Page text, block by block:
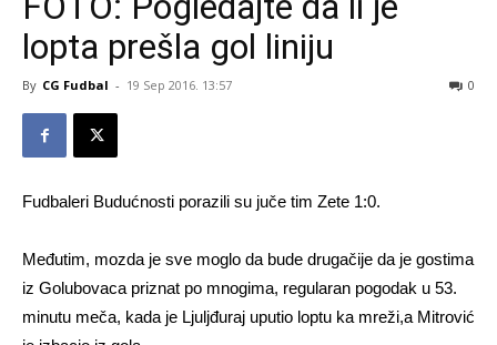
lopta prešla gol liniju
By CG Fudbal - 19 Sep 2016. 13:57 0
Fudbaleri Budućnosti porazili su juče tim Zete 1:0.
Međutim, mozda je sve moglo da bude drugačije da je gostima
iz Golubovaca priznat po mnogima, regularan pogodak u 53.
minutu meča, kada je Ljuljđuraj uputio loptu ka mreži,a Mitrović